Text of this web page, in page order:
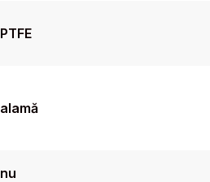
PTFE
alamă
nu